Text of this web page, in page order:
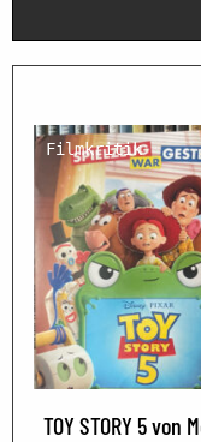
Filmkritik
TOY STORY 5